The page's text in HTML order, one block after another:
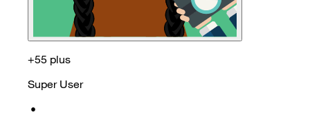
+55 plus
Super User
•